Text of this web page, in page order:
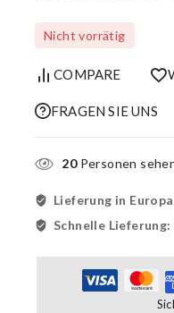
Nicht vorrätig
COMPARE
FRAGEN SIE UNS
20Personen
Lieferung in
Schnelle Lieferung: